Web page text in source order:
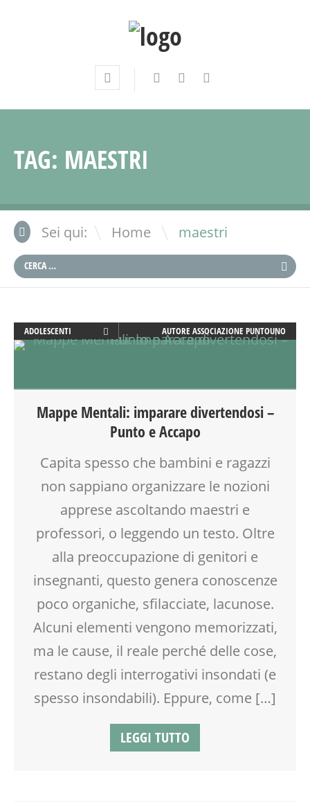
TAG: MAESTRI
Sei qui: Home \ maestri
ADOLESCENTI
ADULTI
DOCENTI
FACILITAZIONE GRAFICA
FAMIGLIA
GENITORI
MAMME
PEDAGOGIA
TEENAGER
VIA FARUFFINI
AUTORE ASSOCIAZIONE PUNTOUNO
Mappe Mentali: imparare divertendosi –
Punto e Accapo
Capita spesso che bambini e ragazzi
non sappiano organizzare le nozioni
apprese ascoltando maestri e
professori, o leggendo un testo. Oltre
alla preoccupazione di genitori e
insegnanti, questo genera conoscenze
poco organiche, sfilacciate, lacunose.
Alcuni elementi vengono memorizzati,
ma le cause, il reale perché delle cose,
restano degli interrogativi insondati (e
spesso insondabili). Eppure, come […]
LEGGI TUTTO